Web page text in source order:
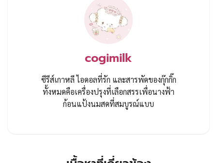
cogimilk
ซีรีส์เกาหลี ไอดอลที่รัก และสารพัดของกุ๊กกิ๊ก
ทั้งหมดคือเครื่องปรุงที่เลือกสรรเพื่อนางฟ้า
ก้อนแป้งนมสดที่สมบูรณ์แบบ